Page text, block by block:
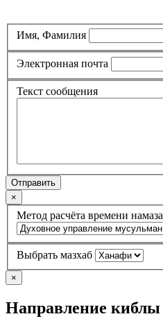
Имя, Фамилия
Электронная почта
Текст сообщения
Отправить
×
Метод расчёта времени намаза
Выбрать мазхаб
×
Направление киблы